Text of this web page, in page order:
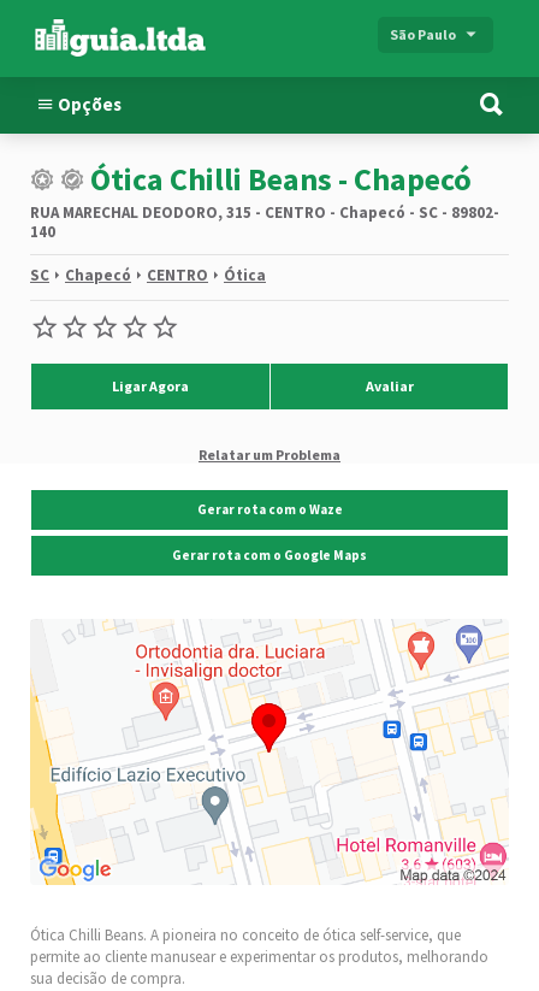
São Paulo
Opções
Ótica Chilli Beans - Chapecó
RUA MARECHAL DEODORO, 315 - CENTRO - Chapecó - SC - 89802-
140
SC Chapecó CENTRO Ótica
Ligar Agora Avaliar
Relatar um Problema
Ótica Chilli Beans. A pioneira no conceito de ótica self-service, que
permite ao cliente manusear e experimentar os produtos, melhorando
sua decisão de compra.
Gerar rota com o Waze
Gerar rota com o Google Maps